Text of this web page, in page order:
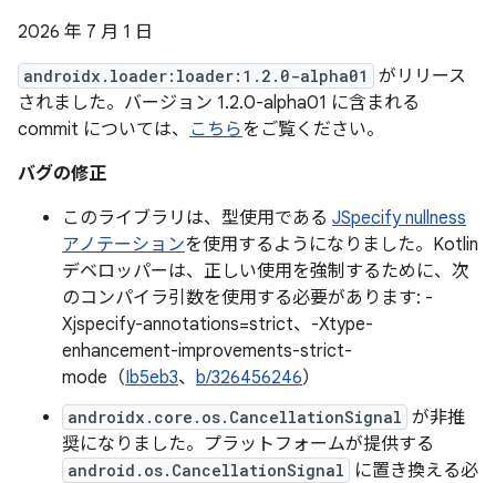
2026 年 7 月 1 日
androidx.loader:loader:1.2.0-alpha01
がリリース
されました。バージョン 1.2.0-alpha01 に含まれる
commit については、 こちらをご覧ください。
バグの修正
このライブラリは、型使用である JSpecify nullness
アノテーションを使用するようになりました。Kotlin
デベロッパーは、正しい使用を強制するために、次
のコンパイラ引数を使用する必要があります: -
Xjspecify-annotations=strict、-Xtype-
enhancement-improvements-strict-
mode（Ib5eb3、 b/326456246）
androidx.core.os.CancellationSignal が非推
奨になりました。プラットフォームが提供する
android.os.CancellationSignal
に置き換える必